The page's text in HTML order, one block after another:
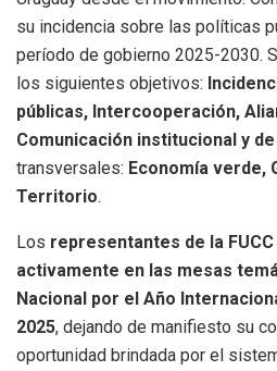
su incidencia sobre las políticas
período de gobierno 2025-2030.
los siguientes objetivos:
públicas, Intercooperación,
Comunicación institucional y
transversales: Economía verde,
Territorio.
Los representantes de la
activamente en las mesas
Nacional por el Año
2025, dejando de manifiesto su
oportunidad brindada por el